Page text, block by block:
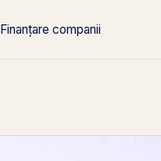
Finanțare companii